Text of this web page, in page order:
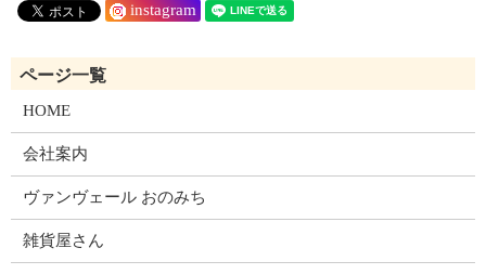
instagram
HOME
会社案内
ヴァンヴェール おのみち
雑貨屋さん